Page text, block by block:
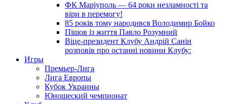
ФК Маріуполь — 64 роки незламності та
віри в перемогу!
85 років тому народився Володимир Бойко
Пішов із життя Павло Розумний
Віце-президент Клубу Андрій Санін
розповів про останні новини Клубу:
Игры
Премьер-Лига
Лига Европы
Кубок Украины
Юношеский чемпионат